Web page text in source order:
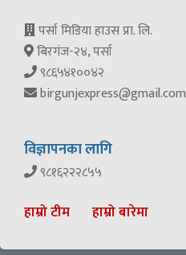
पर्सा मिडिया हाउस प्रा. लि.
बिरगंज-२४, पर्सा
९८६५४१००४२
birgunjexpress@gmail.com
विज्ञापनका लागि
९८१६२२२८५५
हाम्रो टीम हाम्रो बारेमा